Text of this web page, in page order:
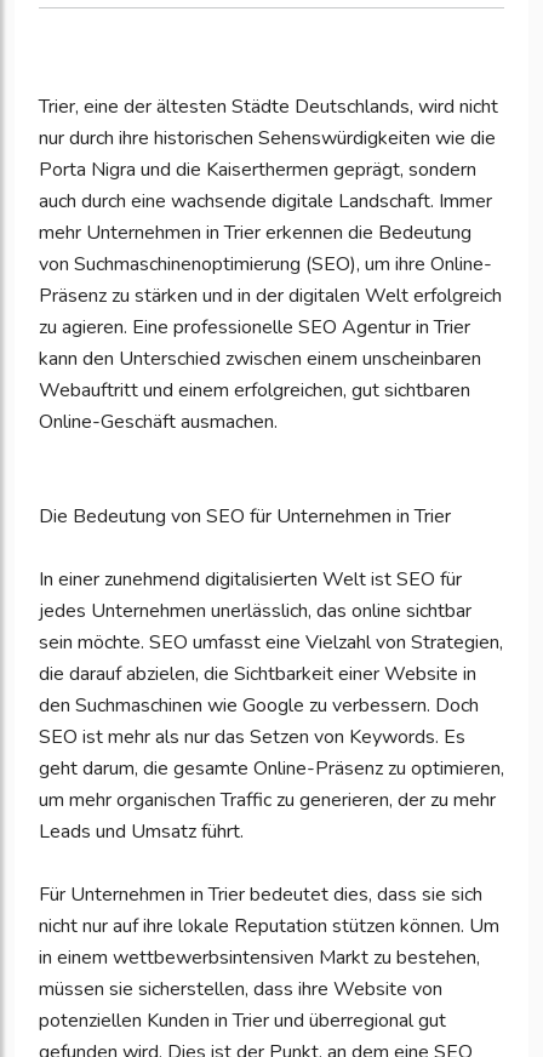
Trier, eine der ältesten Städte Deutschlands, wird nicht
nur durch ihre historischen Sehenswürdigkeiten wie die
Porta Nigra und die Kaiserthermen geprägt, sondern
auch durch eine wachsende digitale Landschaft. Immer
mehr Unternehmen in Trier erkennen die Bedeutung
von Suchmaschinenoptimierung (SEO), um ihre Online-
Präsenz zu stärken und in der digitalen Welt erfolgreich
zu agieren. Eine professionelle SEO Agentur in Trier
kann den Unterschied zwischen einem unscheinbaren
Webauftritt und einem erfolgreichen, gut sichtbaren
Online-Geschäft ausmachen.
Die Bedeutung von SEO für Unternehmen in Trier
In einer zunehmend digitalisierten Welt ist SEO für
jedes Unternehmen unerlässlich, das online sichtbar
sein möchte. SEO umfasst eine Vielzahl von Strategien,
die darauf abzielen, die Sichtbarkeit einer Website in
den Suchmaschinen wie Google zu verbessern. Doch
SEO ist mehr als nur das Setzen von Keywords. Es
geht darum, die gesamte Online-Präsenz zu optimieren,
um mehr organischen Traffic zu generieren, der zu mehr
Leads und Umsatz führt.
Für Unternehmen in Trier bedeutet dies, dass sie sich
nicht nur auf ihre lokale Reputation stützen können. Um
in einem wettbewerbsintensiven Markt zu bestehen,
müssen sie sicherstellen, dass ihre Website von
potenziellen Kunden in Trier und überregional gut